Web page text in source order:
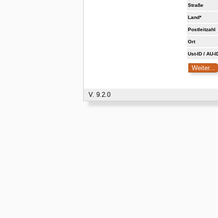
Straße
Land*
Postleitzahl
Ort
Ust-ID / AU-
V. 9.2.0